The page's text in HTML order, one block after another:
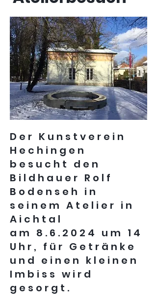
Der Kunstverein
Hechingen
besucht den
Bildhauer Rolf
Bodenseh in
seinem Atelier in
Aichtal
am 8.6.2024 um 14
Uhr, für Getränke
und einen kleinen
Imbiss wird
gesorgt.